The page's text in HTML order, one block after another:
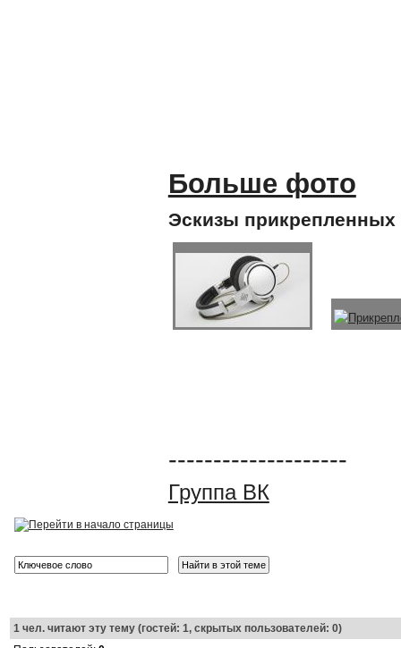
Больше фото
Эскизы прикрепленных
--------------------
Группа ВК
1чел. читают эту тему (гостей: 1, скрытых пользователей: 0)